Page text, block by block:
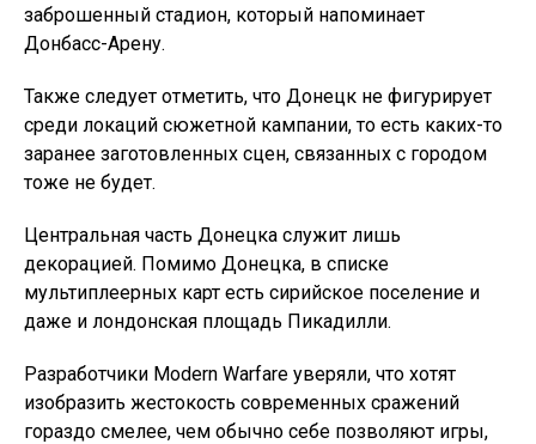
заброшенный стадион, который напоминает
Донбасс-Арену.
Также следует отметить, что Донецк не фигурирует
среди локаций сюжетной кампании, то есть каких-то
заранее заготовленных сцен, связанных с городом
тоже не будет.
Центральная часть Донецка служит лишь
декорацией. Помимо Донецка, в списке
мультиплеерных карт есть сирийское поселение и
даже и лондонская площадь Пикадилли.
Разработчики Modern Warfare уверяли, что хотят
изобразить жестокость современных сражений
гораздо смелее, чем обычно себе позволяют игры,